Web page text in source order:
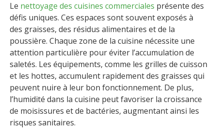
Le nettoyage des cuisines commerciales présente des
défis uniques. Ces espaces sont souvent exposés à
des graisses, des résidus alimentaires et de la
poussière. Chaque zone de la cuisine nécessite une
attention particulière pour éviter l’accumulation de
saletés. Les équipements, comme les grilles de cuisson
et les hottes, accumulent rapidement des graisses qui
peuvent nuire à leur bon fonctionnement. De plus,
l’humidité dans la cuisine peut favoriser la croissance
de moisissures et de bactéries, augmentant ainsi les
risques sanitaires.